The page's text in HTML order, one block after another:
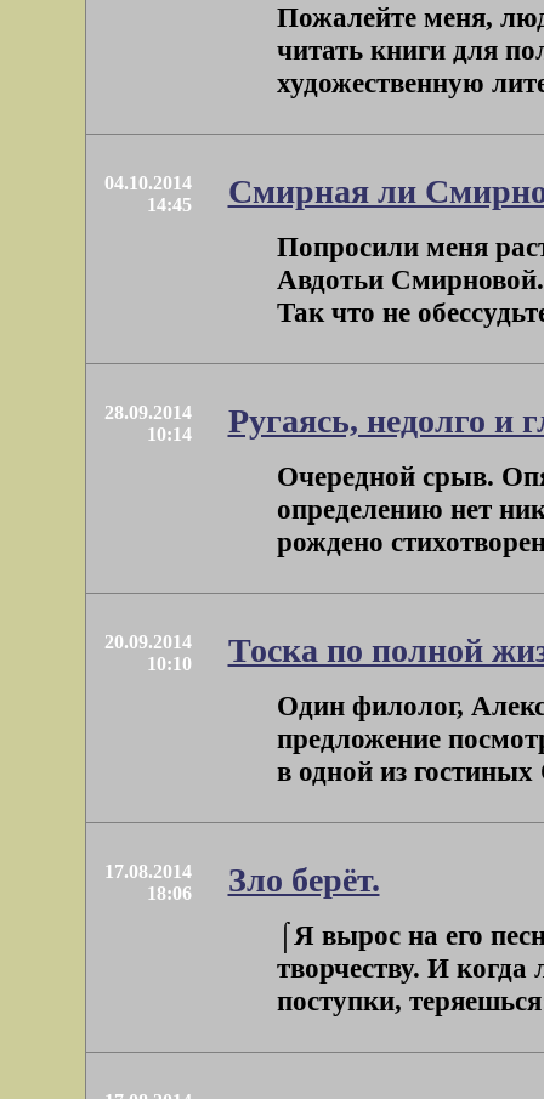
Пожалейте меня,
читать книги для
художественную
04.10.2014
14:45
Смирная ли
Попросили меня
Авдотьи
Так что не
28.09.2014
10:14
Ругаясь, недолго и
Очередной срыв.
определению нет
рождено
20.09.2014
10:10
Тоска по полной
Один филолог,
предложение
в одной из
17.08.2014
18:06
Зло берёт.
⌠Я вырос на его
творчеству. И
поступки,